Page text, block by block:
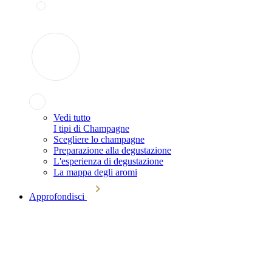
Vedi tutto
I tipi di Champagne
Scegliere lo champagne
Preparazione alla degustazione
L'esperienza di degustazione
La mappa degli aromi
Approfondisci